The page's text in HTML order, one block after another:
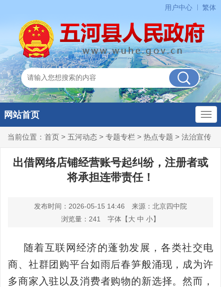
用户中心 繁体
网站首页
当前位置： 首页 > 五河动态 > 专题专栏 > 热点专题 > 法治宣传
出借网络店铺经营账号起纠纷，注册者或
将承担连带责任！
发布时间：2026-05-15 14:46
来源：北京四中院
浏览量： 241 字体【大 中 小】
随着互联网经济的蓬勃发展，各类社交电
商、社群团购平台如雨后春笋般涌现，成为许
多商家入驻以及消费者购物的新选择。然而，